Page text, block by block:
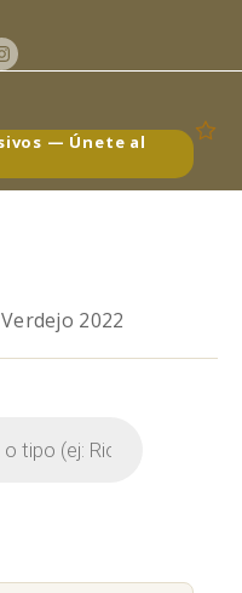
— Únete al
2022